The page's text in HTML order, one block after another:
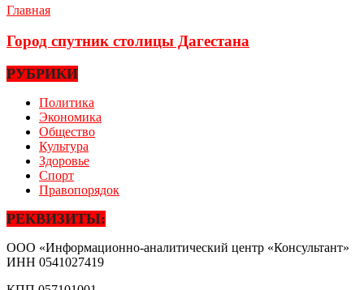
Главная
Город спутник столицы Дагестана
РУБРИКИ
Политика
Экономика
Общество
Культура
Здоровье
Спорт
Правопорядок
РЕКВИЗИТЫ:
ООО «Информационно-аналитический центр «Консультант»
ИНН 0541027419